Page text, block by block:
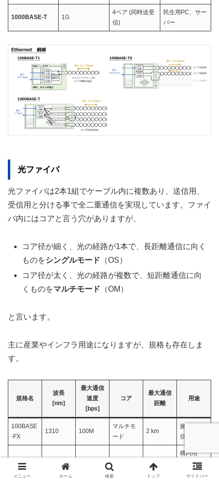
1000BASE-T 1G
4ペア (同時送受
信)
民生用PC、サー
バー
光ファイバ
光ファイバは2本1組でケーブル内に複数あり、送信用、
受信用と分ける事で全二重通信を実現しています。ファイ
バ内にはコアと言う穴がありますが、
コア径が細く、光の経路が1本で、長距離通信に向く
ものをシングルモード （OS）
コア径が太く、光の経路が複数で、短距離通信に向
くものをマルチモード （OM）
と言います。
主に産業やインフラ用途になりますが、規格も存在しま
す。
規格名
波長
[nm]
最大通信
速度
[bps]
コア
最大通信
距離
用途
100BASE
-FX
1310 100M
マルチモ
ード
2 km
施設間通
信
1000BAS
E-SX
ード
550 m
構内用
LAN、デ
ータセン
メニュー ホーム 検索 トップ サイドバー